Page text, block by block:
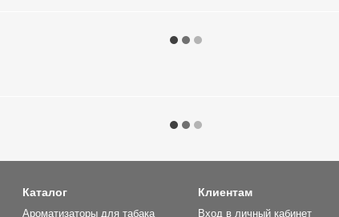
Каталог
Ароматизаторы для табака
Клиентам
Вход в личный кабинет